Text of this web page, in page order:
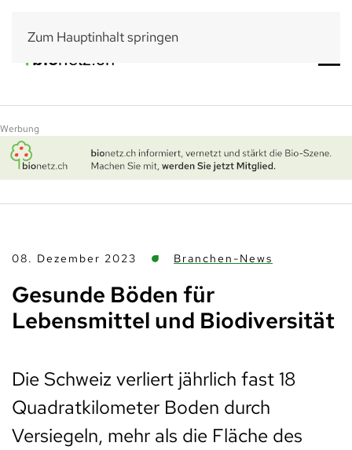
Zum Hauptinhalt springen
Werbung
08. Dezember 2023 Branchen-News
Gesunde Böden für
Lebensmittel und Biodiversität
Die Schweiz verliert jährlich fast 18
Quadratkilometer Boden durch
Versiegeln, mehr als die Fläche des